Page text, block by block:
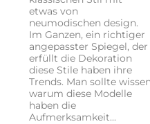
etwas von
neumodischen design.
Im Ganzen, ein richtiger
angepasster Spiegel, der
erfüllt die Dekoration
diese Stile haben ihre
Trends. Man sollte
warum diese Modelle
haben die
Aufmerksamkeit...